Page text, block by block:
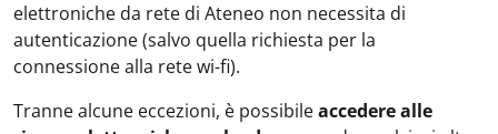
elettroniche da rete di Ateneo non necessita di
autenticazione (salvo quella richiesta per la
connessione alla rete wi-fi).
Tranne alcune eccezioni, è possibileaccedere alle